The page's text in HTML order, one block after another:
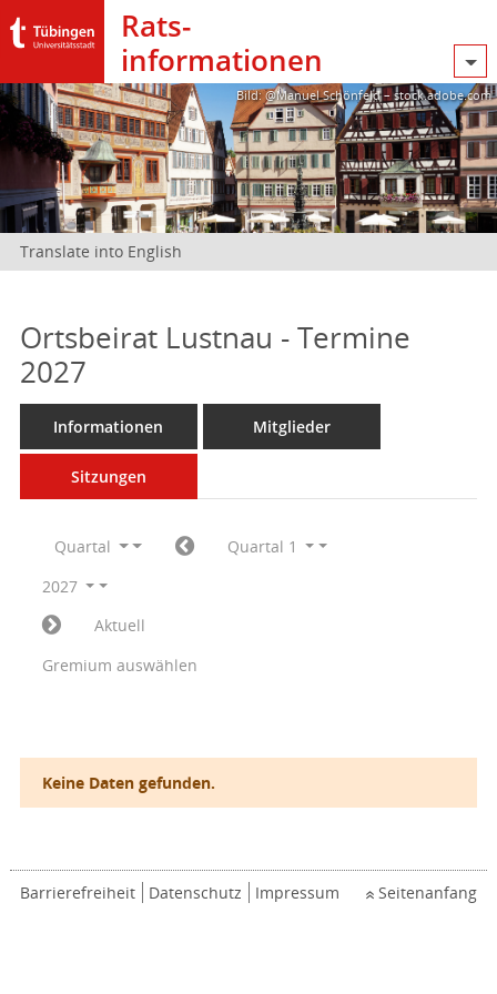
Rats­
informationen
Bild: @Manuel Schönfeld – stock.adobe.com
Translate into English
Ortsbeirat Lustnau - Termine
2027
Informationen Mitglieder
Sitzungen
Quartal
Quartal 1
2027
Aktuell
Gremium auswählen
Keine Daten gefunden.
Barrierefreiheit Datenschutz Impressum Seitenanfang